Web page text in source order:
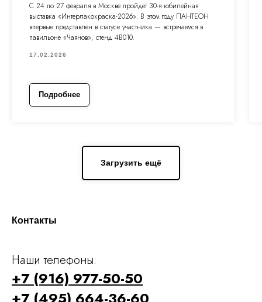
С 24 по 27 февраля в Москве пройдет 30-я юбилейная
выставка «Интерлакокраска-2026». В этом году ПАНТЕОН
впервые представлен в статусе участника — встречаемся в
павильоне «Чаянов», стенд 4B010.
17.02.2026
Подробнее
Загрузить ещё
Контакты
Наши телефоны:
+7 (916) 977-50-50